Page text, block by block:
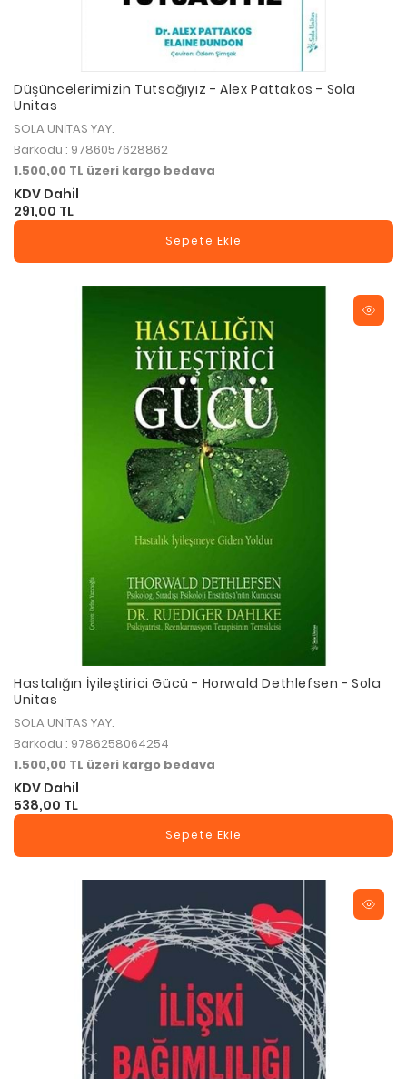
Düşüncelerimizin Tutsağıyız - Alex Pattakos - Sola
Unitas
SOLA UNİTAS YAY.
Barkodu : 9786057628862
1.500,00 TL üzeri kargo bedava
KDV Dahil
291,00 TL
Sepete Ekle
Hastalığın İyileştirici Gücü - Horwald Dethlefsen - Sola
Unitas
SOLA UNİTAS YAY.
Barkodu : 9786258064254
1.500,00 TL üzeri kargo bedava
KDV Dahil
538,00 TL
Sepete Ekle